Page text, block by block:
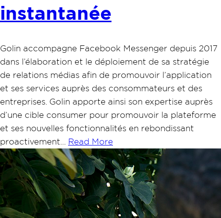
instantanée
Golin accompagne Facebook Messenger depuis 2017
dans l’élaboration et le déploiement de sa stratégie
de relations médias afin de promouvoir l’application
et ses services auprès des consommateurs et des
entreprises. Golin apporte ainsi son expertise auprès
d’une cible consumer pour promouvoir la plateforme
et ses nouvelles fonctionnalités en rebondissant
proactivement…
Read More